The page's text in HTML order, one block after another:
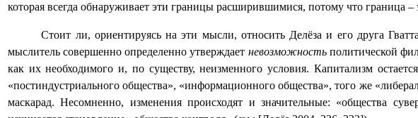
которая всегда обнаруживает эти границы расширившимися, потому что граница –
Стоит ли, ориентируясь на эти мысли, относить Делёза и его друга
мыслитель совершенно определенно утверждает невозможность политической
как их необходимого и, по существу, неизменного условия. Капитализм
«постиндустриального общества», «информационного общества», того же
маскарад. Несомненно, изменения происходят и значительные: «общества